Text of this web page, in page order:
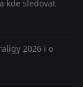
kde sledovat
2026 i o